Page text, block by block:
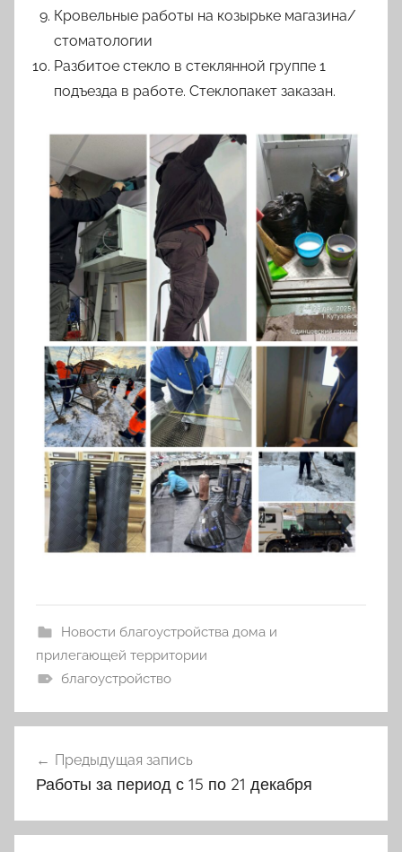
Кровельные работы на козырьке магазина/
стоматологии
Разбитое стекло в стеклянной группе 1
подъезда в работе. Стеклопакет заказан.
Новости благоустройства дома и
прилегающей территории
благоустройство
по
Предыдущая запись
Работы за период с 15 по 21 декабря